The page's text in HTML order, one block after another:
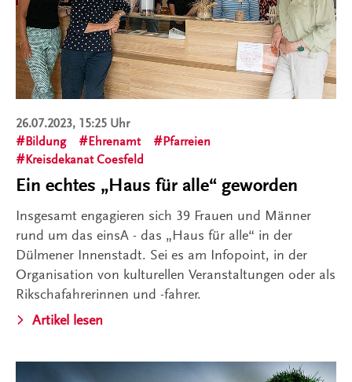
26.07.2023, 15:25 Uhr
Bildung
Ehrenamt
Pfarreien
Kreisdekanat Coesfeld
Ein echtes „Haus für alle“ geworden
Insgesamt engagieren sich 39 Frauen und Männer
rund um das einsA - das „Haus für alle“ in der
Dülmener Innenstadt. Sei es am Infopoint, in der
Organisation von kulturellen Veranstaltungen oder als
Rikschafahrerinnen und -fahrer.
Artikel lesen